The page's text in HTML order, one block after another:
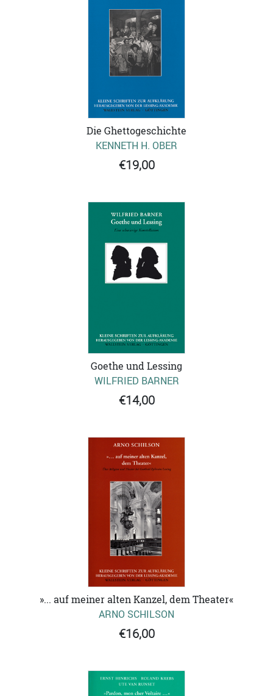
Die Ghettogeschichte
KENNETH H. OBER
€19,00
Goethe und Lessing
WILFRIED BARNER
€14,00
»... auf meiner alten Kanzel, dem Theater«
ARNO SCHILSON
€16,00